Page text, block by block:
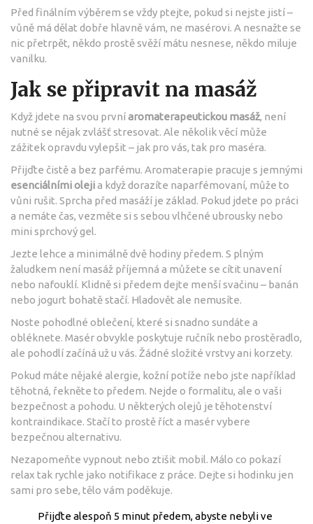
Před finálním výběrem se vždy ptejte, pokud si nejste jistí –
vůně má dělat dobře hlavně vám, ne masérovi. A nesnažte se
nic přetrpět, někdo prostě svěží mátu nesnese, někdo miluje
vanilku.
Jak se připravit na masáž
Když jdete na svou prvníaromaterapeutickou masáž, není
nutné se nějak zvlášť stresovat. Ale několik věcí může
zážitek opravdu vylepšit – jak pro vás, tak pro maséra.
Přijďte čistě a bez parfému. Aromaterapie pracuje s jemnými
esenciálními olejia když dorazíte naparfémovaní, může to
vůni rušit. Sprcha před masáží je základ. Pokud jdete po práci
a nemáte čas, vezměte si s sebou vlhčené ubrousky nebo
mini sprchový gel.
Jezte lehce a minimálně dvě hodiny předem. S plným
žaludkem není masáž příjemná a můžete se cítit unavení
nebo nafouklí. Klidně si předem dejte menší svačinu – banán
nebo jogurt bohatě stačí. Hladovět ale nemusíte.
Noste pohodlné oblečení, které si snadno sundáte a
obléknete. Masér obvykle poskytuje ručník nebo prostěradlo,
ale pohodlí začíná už u vás. Žádné složité vrstvy ani korzety.
Pokud máte nějaké alergie, kožní potíže nebo jste například
těhotná, řekněte to předem. Nejde o formalitu, ale o vaši
bezpečnost a pohodu. U některých olejů je těhotenství
kontraindikace. Stačí to prostě říct a masér vybere
bezpečnou alternativu.
Nezapomeňte vypnout nebo ztišit mobil. Málo co pokazí
relax tak rychle jako notifikace z práce. Dejte si hodinku jen
sami pro sebe, tělo vám poděkuje.
Přijďte alespoň 5 minut předem, abyste nebyli ve